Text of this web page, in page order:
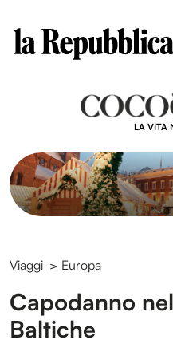
LA VITA
Viaggi > Europa
Capodanno
Baltiche